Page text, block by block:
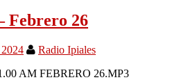
Febrero 26
Radio Ipiales
AM FEBRERO 26.MP3